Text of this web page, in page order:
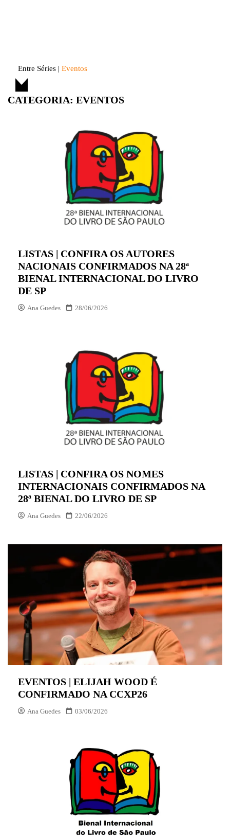
Entre Séries | Eventos
CATEGORIA: EVENTOS
LISTAS | CONFIRA OS AUTORES
NACIONAIS CONFIRMADOS NA 28ª
BIENAL INTERNACIONAL DO LIVRO
DE SP
Ana Guedes 28/06/2026
LISTAS | CONFIRA OS NOMES
INTERNACIONAIS CONFIRMADOS NA
28ª BIENAL DO LIVRO DE SP
Ana Guedes 22/06/2026
EVENTOS | ELIJAH WOOD É
CONFIRMADO NA CCXP26
Ana Guedes 03/06/2026